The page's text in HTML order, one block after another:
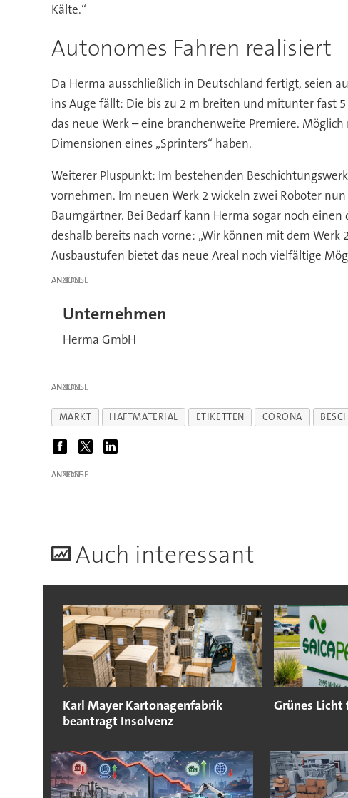
Kälte.“
Autonomes Fahren realisiert
Da Herma ausschließlich in Deutschland fertigt, seien
ins Auge fällt: Die bis zu 2 m breiten und mitunter fast
das neue Werk – eine branchenweite Premiere.
Dimensionen eines „Sprinters“ haben.
Weiterer Pluspunkt: Im bestehenden
vornehmen. Im neuen Werk 2 wickeln zwei Roboter
Baumgärtner. Bei Bedarf kann Herma sogar noch
deshalb bereits nach vorne: „Wir können mit dem
Ausbaustufen bietet das neue Areal noch vielfältige
ANZEIGE
Unternehmen
Herma GmbH
ANZEIGE
MARKT HAFTMATERIAL ETIKETTEN CORONA
ANZEIGE
Auch interessant
Karl Mayer Kartonagenfabrik
beantragt Insolvenz
Grünes